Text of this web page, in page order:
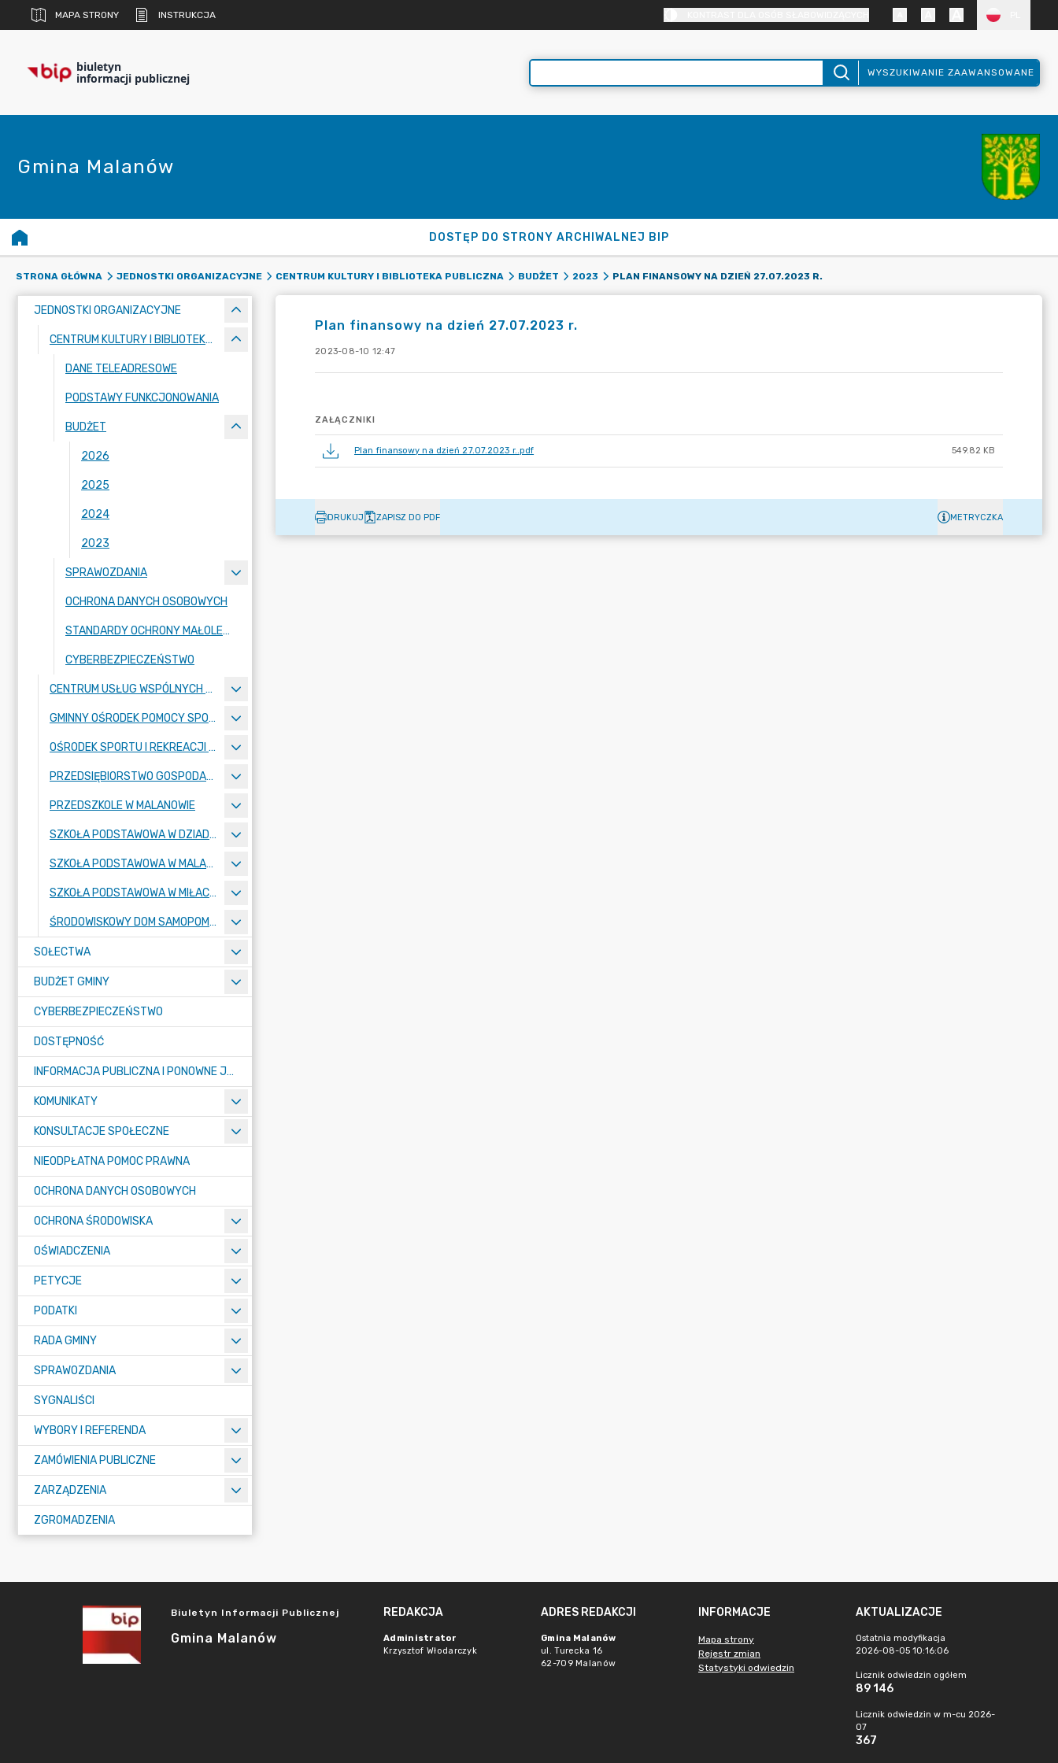
MAPA STRONY INSTRUKCJA
biuletyn
informacji publicznej WYSZUKIWANIE ZAAWANSOWANE
Gmina Malanów
DOSTĘP DO STRONY ARCHIWALNEJ BIP
STRONA GŁÓWNA JEDNOSTKI ORGANIZACYJNE CENTRUM KULTURY I BIBLIOTEKA PUBLICZNA BUDŻET 2023 PLAN FINANSOWY NA DZIEŃ 27.07.2023 R.
JEDNOSTKI ORGANIZACYJNE
CENTRUM KULTURY I BIBLIOTEKA PUBLICZNA
DANE TELEADRESOWE
PODSTAWY FUNKCJONOWANIA
BUDŻET
2026
2025
2024
2023
SPRAWOZDANIA
OCHRONA DANYCH OSOBOWYCH
STANDARDY OCHRONY MAŁOLETNICH
CYBERBEZPIECZEŃSTWO
CENTRUM USŁUG WSPÓLNYCH W MALANOWIE
GMINNY OŚRODEK POMOCY SPOŁECZNEJ
OŚRODEK SPORTU I REKREACJI W MALANOWIE
PRZEDSIĘBIORSTWO GOSPODARKI KOMUNALNEJ
PRZEDSZKOLE W MALANOWIE
SZKOŁA PODSTAWOWA W DZIADOWICACH
SZKOŁA PODSTAWOWA W MALANOWIE
SZKOŁA PODSTAWOWA W MIŁACZEWIE
ŚRODOWISKOWY DOM SAMOPOMOCY
SOŁECTWA
BUDŻET GMINY
CYBERBEZPIECZEŃSTWO
DOSTĘPNOŚĆ
INFORMACJA PUBLICZNA I PONOWNE JEJ WYKORZYSTYWANIE
KOMUNIKATY
KONSULTACJE SPOŁECZNE
NIEODPŁATNA POMOC PRAWNA
OCHRONA DANYCH OSOBOWYCH
OCHRONA ŚRODOWISKA
OŚWIADCZENIA
PETYCJE
PODATKI
RADA GMINY
SPRAWOZDANIA
SYGNALIŚCI
WYBORY I REFERENDA
ZAMÓWIENIA PUBLICZNE
ZARZĄDZENIA
ZGROMADZENIA
Plan finansowy na dzień 27.07.2023 r.
2023-08-10 12:47
ZAŁĄCZNIKI
Plan finansowy na dzień 27.07.2023 r..pdf 549.82 KB
DRUKUJ ZAPISZ DO PDF METRYCZKA
Biuletyn Informacji Publicznej
Gmina Malanów
REDAKCJA
Administrator
Krzysztof Włodarczyk
ADRES REDAKCJI
Gmina Malanów
ul. Turecka 16
62-709 Malanów
INFORMACJE
Mapa strony
Rejestr zmian
Statystyki odwiedzin
AKTUALIZACJE
Ostatnia modyfikacja
2026-08-05 10:16:06
Licznik odwiedzin ogółem
89 146
Licznik odwiedzin w m-cu 2026-
07
367